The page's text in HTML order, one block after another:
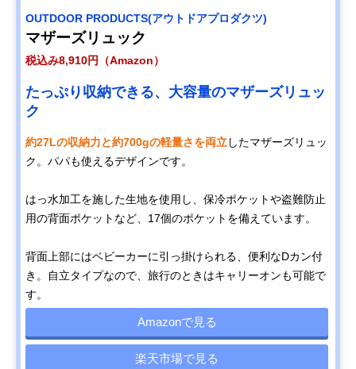
OUTDOOR PRODUCTS(アウトドアプロダクツ)
マザーズリュック
税込み8,910円（Amazon）
たっぷり収納できる、大容量のマザーズリュッ
ク
約27Lの収納力と約700gの軽量さを両立したマザーズリュッ
ク。パパも使えるデザインです。
はっ水加工を施した生地を使用し、保冷ポケットや盗難防止
用の背面ポケットなど、17個のポケットを備えています。
背面上部にはベビーカーに引っ掛けられる、便利なDカン付
き。自立タイプなので、旅行のときはキャリーオンも可能で
す。
Amazonで見る
楽天市場で見る